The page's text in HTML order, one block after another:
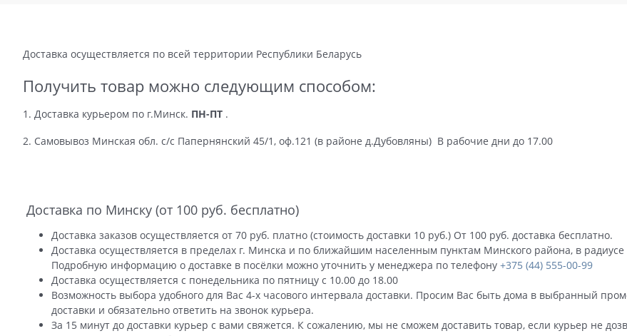
Доставка осуществляется по всей территории Республики Беларусь
Получить товар можно следующим способом:
1. Доставка курьером по г.Минск. ПН-ПТ .
2. Самовывоз Минская обл. с/с Папернянский 45/1, оф.121 (в районе д.Дубовляны) В рабочие дни до 17.00
Доставка по Минску (от 100 руб. бесплатно)
Доставка заказов осуществляется от 70 руб. платно (стоимость доставки 10 руб.) От 100 руб. доставка бесплатно.
Доставка осуществляется в пределах г. Минска и по ближайшим населенным пунктам Минского района, в
Подробную информацию о доставке в посёлки можно уточнить у менеджера по телефону +375 (44) 555-00-99
Доставка осуществляется с понедельника по пятницу с 10.00 до 18.00
Возможность выбора удобного для Вас 4-х часового интервала доставки. Просим Вас быть дома в выбранный
доставки и обязательно ответить на звонок курьера.
За 15 минут до доставки курьер с вами свяжется. К сожалению, мы не сможем доставить товар, если курьер не